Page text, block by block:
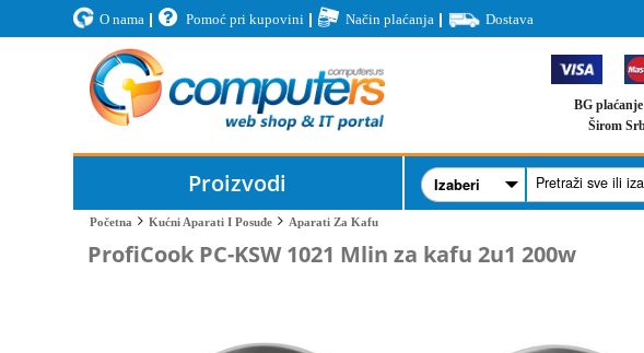
O nama Pomoć pri kupovini Način plaćanja Dostava
BG
Širom
Proizvodi
Početna Kućni Aparati I Posuđe Aparati Za Kafu
ProfiCook PC-KSW 1021 Mlin za kafu 2u1 200w